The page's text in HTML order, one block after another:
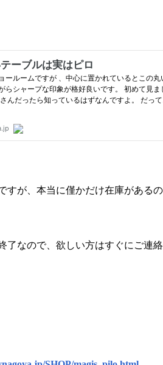
すが、本当に僅かだけ在庫がある
了なので、欲しい方はすぐにご連